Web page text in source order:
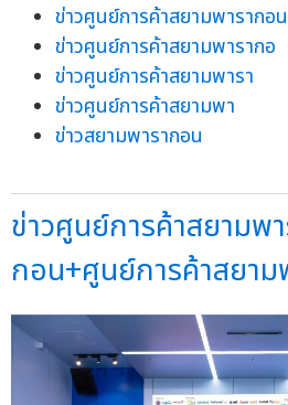
ข่าวศูนย์การค้าสยามพารากอน
ข่าวศูนย์การค้าสยามพารากอ
ข่าวศูนย์การค้าสยามพารา
ข่าวศูนย์การค้าสยามพา
ข่าวสยามพารากอน
ข่าวศูนย์การค้าสยามพ
กอน+ศูนย์การค้าสยา